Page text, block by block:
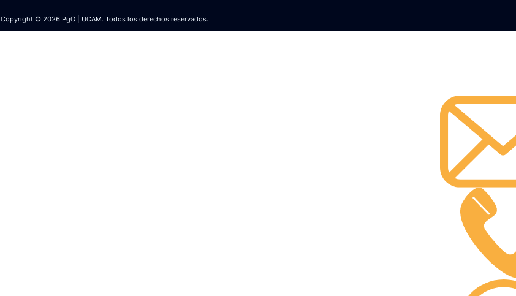
Copyright © 2026 PgO | UCAM. Todos los derechos reservados.